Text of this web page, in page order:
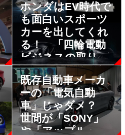
ホンダはEV時代で
も面白いスポーツ
カーを出してくれ
る！ 「四輪電動
ビジネスの取り組
み」発表でベール
を被った２台を公
開
既存自動車メーカ
ーの「電気自動
車」じゃダメ？
世間が「SONY」
や「アップル」の